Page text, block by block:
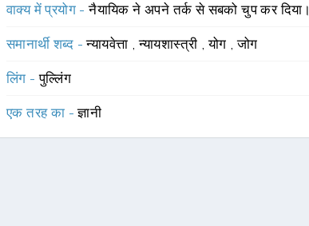
वाक्य में प्रयोग -नैयायिक ने अपने तर्क से सबको चुप कर दिया।
समानार्थी शब्द -न्यायवेत्ता ,न्यायशास्त्री ,योग ,जोग
लिंग -पुल्लिंग
एक तरह का -ज्ञानी